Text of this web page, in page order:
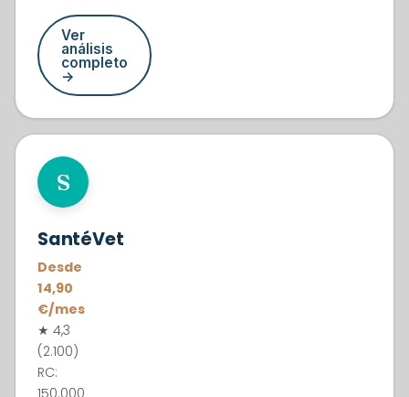
Ver
análisis
completo
→
#2
S
SantéVet
Desde
14,90
€/mes
★ 4,3
(2.100)
RC: